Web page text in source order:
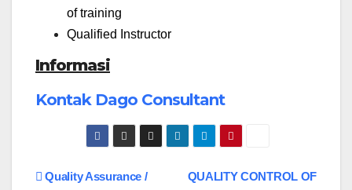
of training
Qualified Instructor
Informasi
Kontak Dago Consultant
Navigasi
QUALITY CONTROL OF
Quality Assurance /